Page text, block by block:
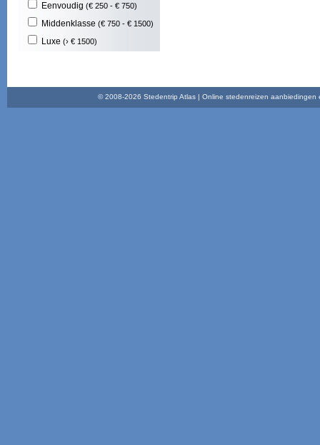
Eenvoudig (€ 250 - € 750)
Middenklasse (€ 750 - € 1500)
Luxe (› € 1500)
© 2008-2026 Stedentrip Atlas | Online stedenreizen